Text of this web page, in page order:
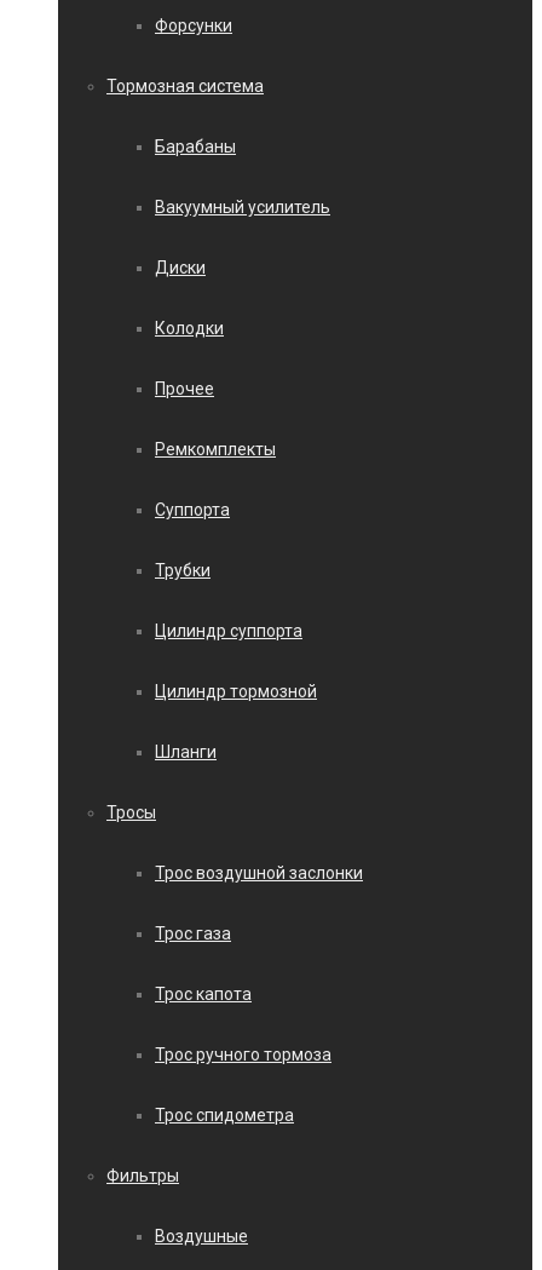
Форсунки
Тормозная система
Барабаны
Вакуумный усилитель
Диски
Колодки
Прочее
Ремкомплекты
Суппорта
Трубки
Цилиндр суппорта
Цилиндр тормозной
Шланги
Тросы
Трос воздушной заслонки
Трос газа
Трос капота
Трос ручного тормоза
Трос спидометра
Фильтры
Воздушные